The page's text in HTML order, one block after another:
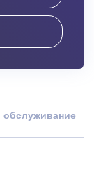
обслуживание